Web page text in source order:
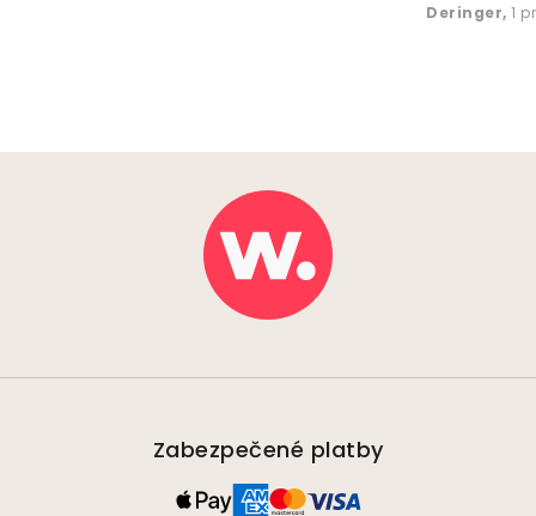
Deringer, 1
Zabezpečené platby